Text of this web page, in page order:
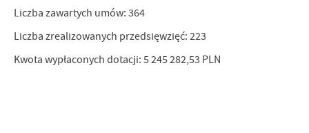
Liczba zawartych umów: 364
Liczba zrealizowanych przedsięwzięć: 223
Kwota wypłaconych dotacji: 5 245 282,53 PLN